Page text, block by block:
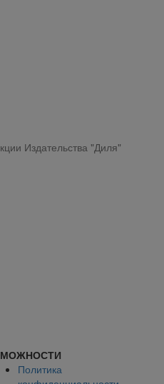
Издательства "Диля"
Политика